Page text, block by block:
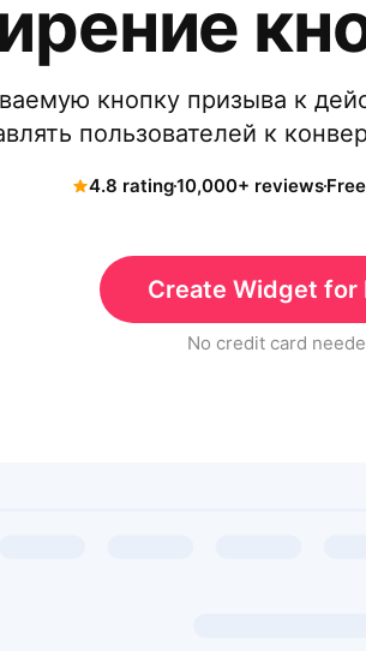
кнопку призыва к
пользователей к
4.8 rating10,000+ reviews
Create Widget for
No credit card